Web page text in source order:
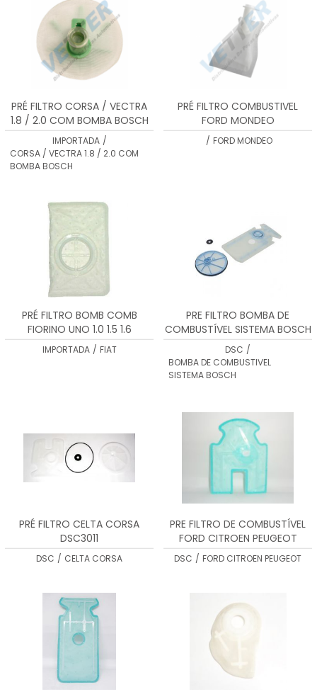
PRÉ FILTRO CORSA / VECTRA
1.8 / 2.0 COM BOMBA BOSCH
IMPORTADA /
CORSA / VECTRA 1.8 / 2.0 COM
BOMBA BOSCH
PRÉ FILTRO COMBUSTIVEL
FORD MONDEO
/ FORD MONDEO
PRÉ FILTRO BOMB COMB
FIORINO UNO 1.0 1.5 1.6
9585270111
IMPORTADA / FIAT
PRE FILTRO BOMBA DE
COMBUSTÍVEL SISTEMA BOSCH
(FLEX) DSC3008
DSC /
BOMBA DE COMBUSTIVEL
SISTEMA BOSCH
PRÉ FILTRO CELTA CORSA
DSC3011
DSC / CELTA CORSA
PRE FILTRO DE COMBUSTÍVEL
FORD CITROEN PEUGEOT
DSC3016
DSC / FORD CITROEN PEUGEOT